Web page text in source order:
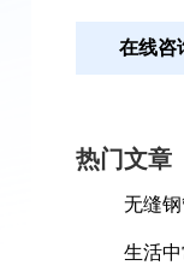
在线咨
热门文章
无缝
生活